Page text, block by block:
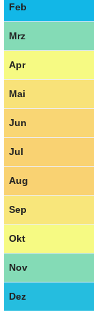
Feb
Mrz
Apr
Mai
Jun
Jul
Aug
Sep
Okt
Nov
Dez